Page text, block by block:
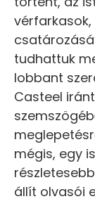
tudhattuk
lobbant
Casteel
mégis, egy
állít olvasói